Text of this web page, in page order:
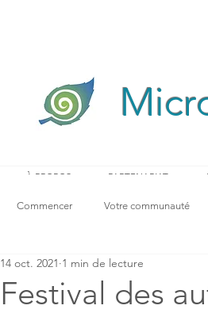
À PROPOS PARTENARIAT
Commencer Votre communauté
Festival des
14 oct. 2021 1 min de lecture